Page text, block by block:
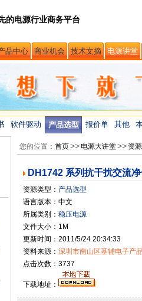
的电源行业商务平台
品中心 商业机会 技术文摘 电源讲堂
软件驱动 产品选型 报价单 其他
您的位置： 首页>>电源大讲堂>> 资
DH1742 系列抗干扰交流
资源类型： 产品选型
语言版本：中文
所属类别： 稳压电源
文件大小：1M
更新时间：2011/5/24 20:34:33
资料来源： 深圳市南山区基辅电子产
点击次数：3737
下载地址：